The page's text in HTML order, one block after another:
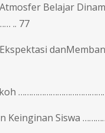
Belajar
.. 77
Keinginan Siswa